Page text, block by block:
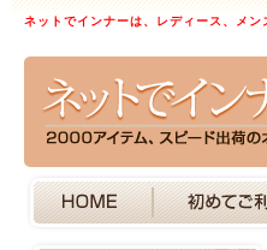
ネットでインナーは、レディース、メ